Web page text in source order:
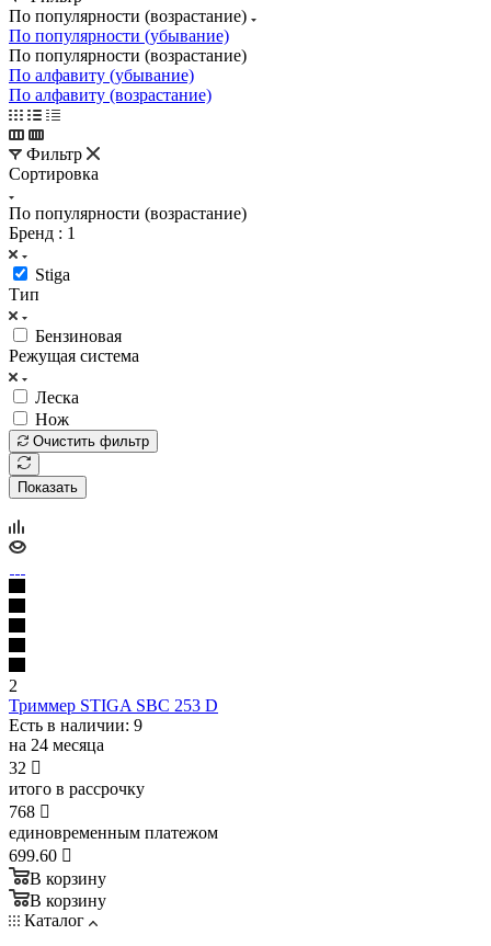
По популярности (возрастание)
По популярности (убывание)
По популярности (возрастание)
По алфавиту (убывание)
По алфавиту (возрастание)
Фильтр
Сортировка
По популярности (возрастание)
Бренд : 1
Stiga
Тип
Бензиновая
Режущая система
Леска
Нож
Очистить фильтр
Показать
2
Триммер STIGA SBC 253 D
Есть в наличии: 9
на 24 месяца
32 
итого в рассрочку
768 
единовременным платежом
699.60 
В корзину
В корзину
Каталог